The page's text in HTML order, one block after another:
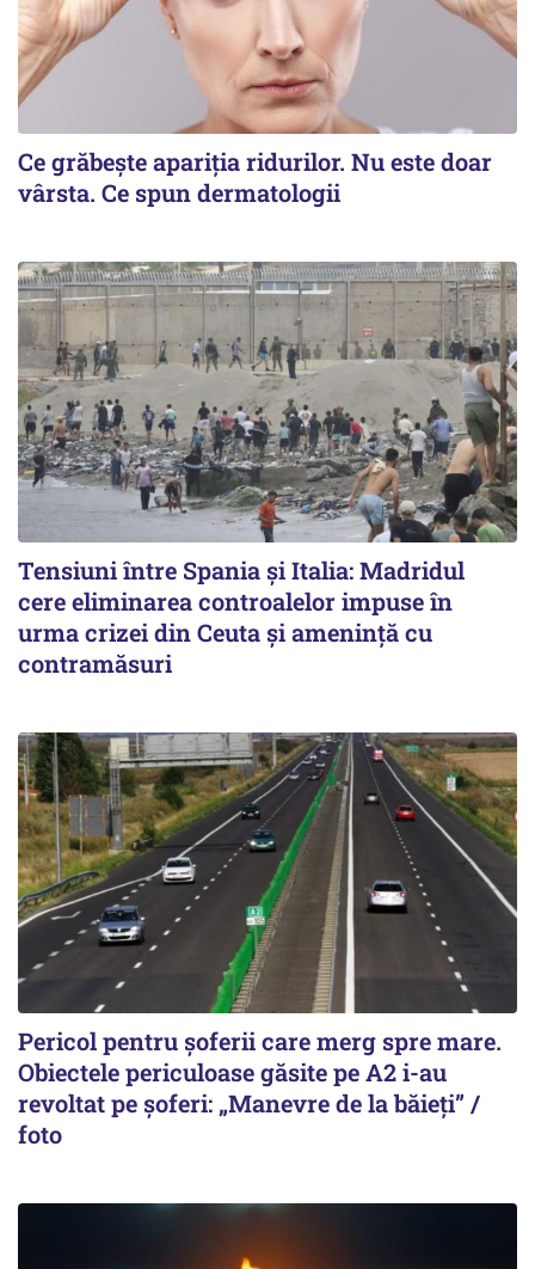
Ce grăbește apariția ridurilor. Nu este doar
vârsta. Ce spun dermatologii
Tensiuni între Spania și Italia: Madridul
cere eliminarea controalelor impuse în
urma crizei din Ceuta și amenință cu
contramăsuri
Pericol pentru șoferii care merg spre mare.
Obiectele periculoase găsite pe A2 i-au
revoltat pe șoferi: „Manevre de la băieți” /
foto